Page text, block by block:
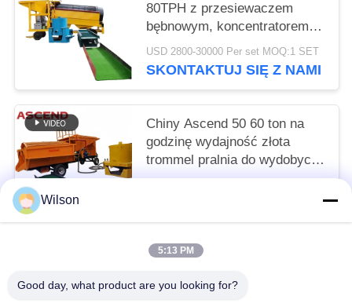
80TPH z przesiewaczem
bębnowym, koncentratorem
odśrodkowym do złota
Knelson i rynną śluzy
USD 2800-30000 Per set MOQ:1 SET
SKONTAKTUJ SIĘ Z NAMI
Chiny Ascend 50 60 ton na
godzinę wydajność złota
trommel pralnia do wydobycia
złota aluwialnego w Austrii
Wilson
5:13 PM
Good day, what product are you looking for?